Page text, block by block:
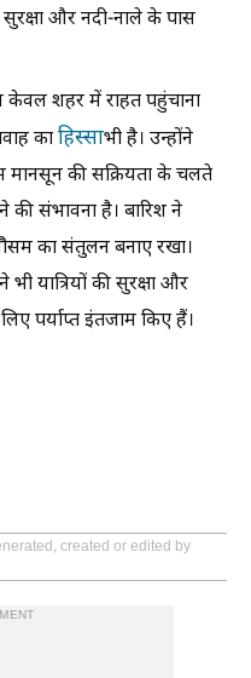
और नदी-नाले के पास
केवल शहर में राहत पहुंचाना
काहिस्साभी है। उन्होंने
मानसून की सक्रियता के चलते
की संभावना है। बारिश ने
का संतुलन बनाए रखा।
भी यात्रियों की सुरक्षा और
पर्याप्त इंतजाम किए हैं।
created or edited by